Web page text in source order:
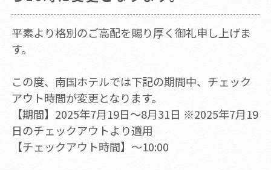
平素より格別のご高配を賜り厚く御礼申し上げま
す。
この度、南国ホテルでは下記の期間中、チェック
アウト時間が変更となります。
【期間】2025年7月19日～8月31日 ※2025年7月19
日のチェックアウトより適用
【チェックアウト時間】～10:00